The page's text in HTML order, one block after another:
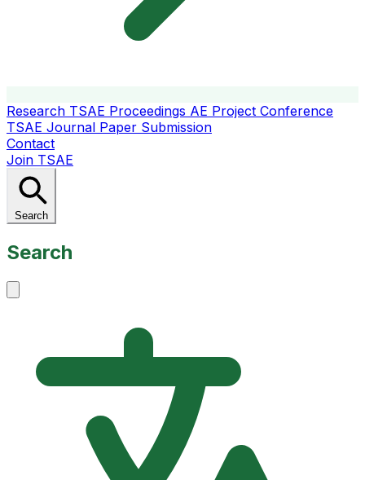
Research TSAE Proceedings AE Project Conference
TSAE Journal Paper Submission
Contact
Join TSAE
Search
Search